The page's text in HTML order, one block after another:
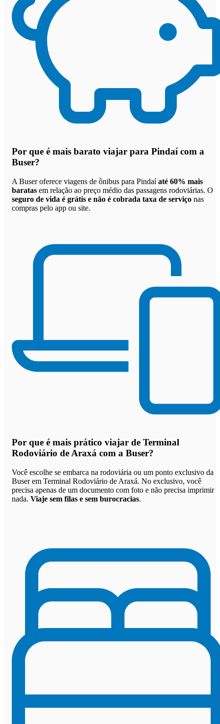
Por que é mais barato viajar para Pindaí com a
Buser?
A Buser oferece viagens de ônibus para Pindaíaté 60% mais
baratas em relação ao preço médio das passagens rodoviárias. O
seguro de vida é grátis e não é cobrada taxa de serviço nas
compras pelo app ou site.
Por que é mais prático viajar de Terminal
Rodoviário de Araxá com a Buser?
Você escolhe se embarca na rodoviária ou um ponto exclusivo da
Buser em Terminal Rodoviário de Araxá. No exclusivo, você
precisa apenas de um documento com foto e não precisa imprimir
nada. Viaje sem filas e sem burocracias.